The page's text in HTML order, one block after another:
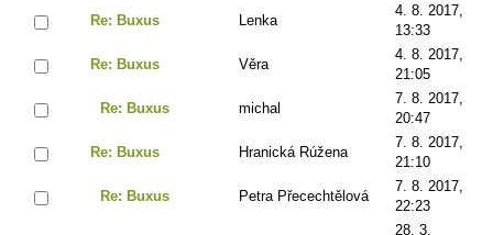
Re: Buxus Lenka
4. 8. 2017,
13:33
Re: Buxus Věra
4. 8. 2017,
21:05
Re: Buxus michal
7. 8. 2017,
20:47
Re: Buxus Hranická Rúžena
7. 8. 2017,
21:10
Re: Buxus Petra Přecechtělová
7. 8. 2017,
22:23
28. 3.